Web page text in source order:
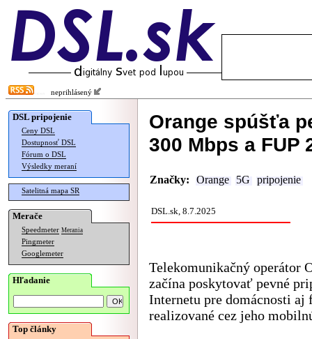
neprihlásený
DSL pripojenie
Ceny DSL
Dostupnosť DSL
Fórum o DSL
Výsledky meraní
Satelitná mapa SR
Merače
Speedmeter Merania
Pingmeter
Googlemeter
Hľadanie
Top články
Orange spúšťa
300 Mbps a FUP
Značky: Orange 5G pripojenie
DSL.sk, 8.7.2025
Telekomunikačný operátor
začína poskytovať pevné
Internetu pre domácnosti aj
realizované cez jeho